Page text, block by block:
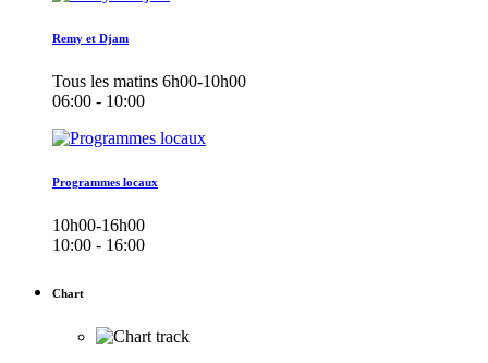
Remy et Djam
Tous les matins 6h00-10h00
06:00 - 10:00
Programmes locaux
10h00-16h00
10:00 - 16:00
Chart